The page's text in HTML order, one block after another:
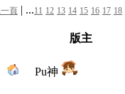
頁 | ...11 12 13 14 15 16 17 18
版主
Pu神